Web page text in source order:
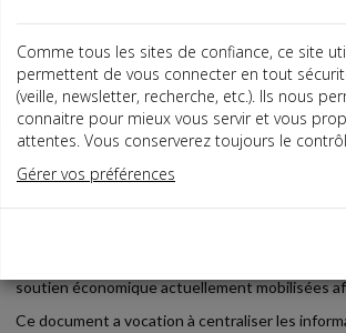
Dépêches
Date: 2026-05-28
ENTREPRISES : UNE FAQ POUR
Le site du Gouvernement
soutien économique actuellement mobilisées
Ce document a vocation à centraliser les
Comme tous les sites de confiance, ce site
permettent de vous connecter en tout
(veille, newsletter, recherche, etc.). Ils nous
connaitre pour mieux vous servir et vous
attentes. Vous conserverez toujours le
Gérer vos préférences